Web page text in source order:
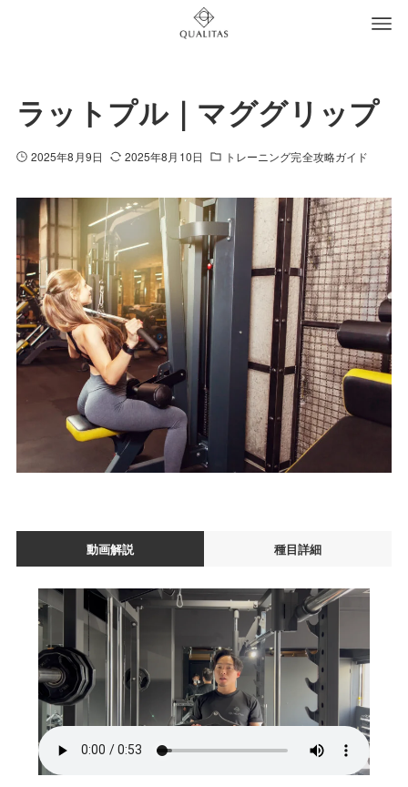
ラットプル｜マググリップ
2025年8月9日 2025年8月10日 トレーニング完全攻略ガイド
動画解説 種目詳細